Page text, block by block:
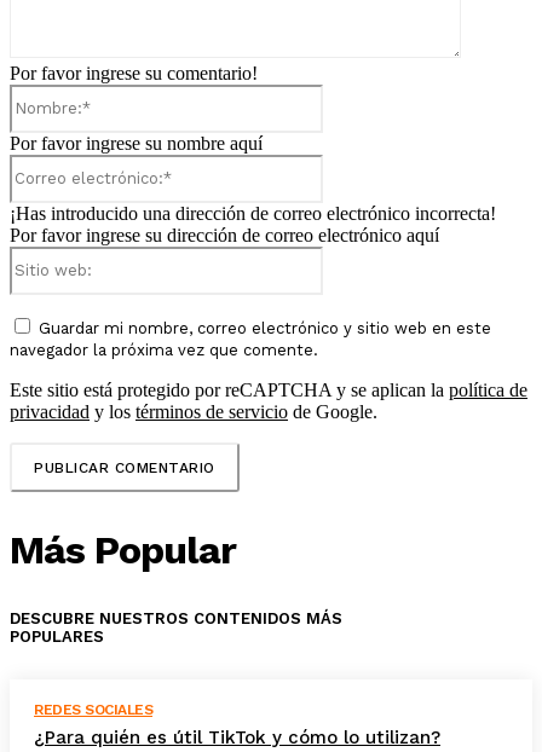
Por favor ingrese su comentario!
Por favor ingrese su nombre aquí
¡Has introducido una dirección de correo electrónico incorrecta!
Por favor ingrese su dirección de correo electrónico aquí
Guardar mi nombre, correo electrónico y sitio web en este
navegador la próxima vez que comente.
Este sitio está protegido por reCAPTCHA y se aplican la política de
privacidad y los términos de servicio de Google.
Más Popular
DESCUBRE NUESTROS CONTENIDOS MÁS
POPULARES
REDES SOCIALES
¿Para quién es útil TikTok y cómo lo utilizan?